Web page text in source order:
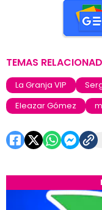
TEMAS
La Granja VIP
Eleazar Gómez